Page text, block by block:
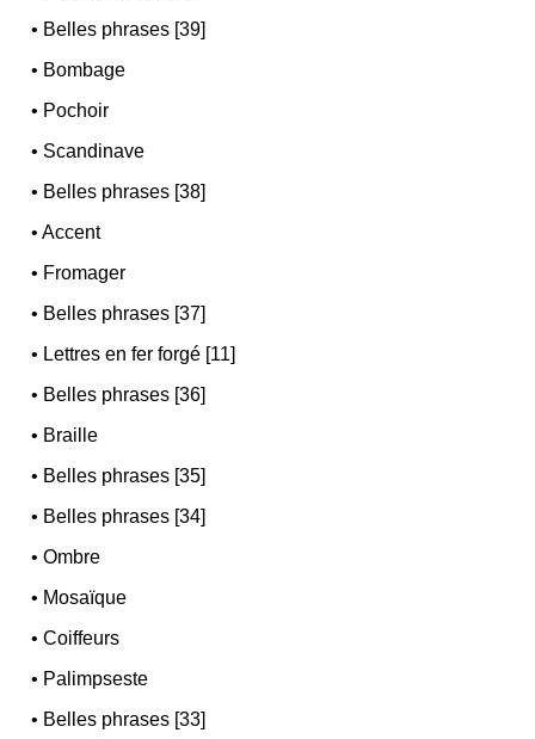
• Belles phrases [39]
• Bombage
• Pochoir
• Scandinave
• Belles phrases [38]
•Accent
• Fromager
• Belles phrases [37]
• Lettres en fer forgé [11]
• Belles phrases [36]
• Braille
• Belles phrases [35]
• Belles phrases [34]
•Ombre
• Mosaïque
•Coiffeurs
• Palimpseste
• Belles phrases [33]